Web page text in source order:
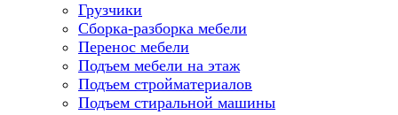
Грузчики
Сборка-разборка мебели
Перенос мебели
Подъем мебели на этаж
Подъем стройматериалов
Подъем стиральной машины